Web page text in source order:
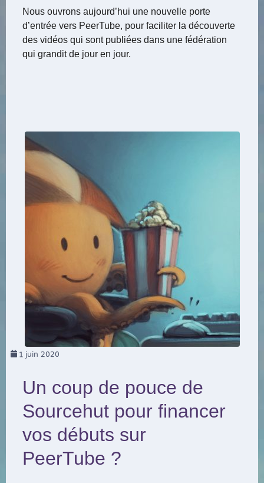
Nous ouvrons aujourd’hui une nouvelle porte
d’entrée vers PeerTube, pour faciliter la découverte
des vidéos qui sont publiées dans une fédération
qui grandit de jour en jour.
1 juin 2020
Un coup de pouce de
Sourcehut pour financer
vos débuts sur
PeerTube ?